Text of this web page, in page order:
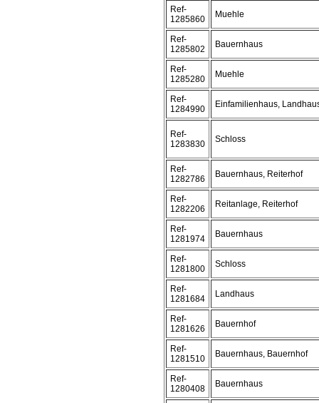
Ref-
1285860
Muehle
Ref-
1285802
Bauernhaus
Ref-
1285280
Muehle
Ref-
1284990
Einfamilienhaus,
Ref-
1283830
Schloss
Ref-
1282786
Bauernhaus, Reiterhof
Ref-
1282206
Reitanlage, Reiterhof
Ref-
1281974
Bauernhaus
Ref-
1281800
Schloss
Ref-
1281684
Landhaus
Ref-
1281626
Bauernhof
Ref-
1281510
Bauernhaus, Bauernhof
Ref-
1280408
Bauernhaus